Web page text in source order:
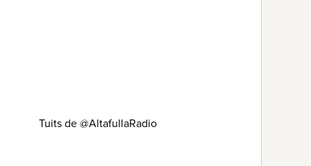
Tuits de @AltafullaRadio